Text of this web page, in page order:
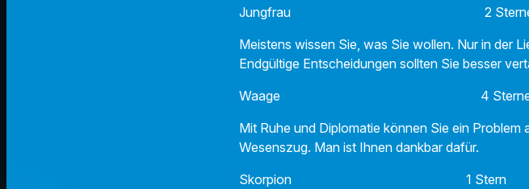
Jungfrau 2
Meistens wissen Sie, was Sie wollen. Nur in der
Endgültige Entscheidungen sollten Sie besser
Waage 4
Mit Ruhe und Diplomatie können Sie ein
Wesenszug. Man ist Ihnen dankbar dafür.
Skorpion 1 Stern